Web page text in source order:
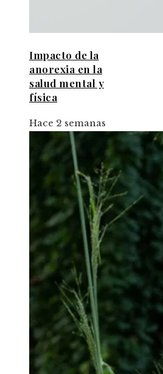
Impacto de la
anorexia en la
salud mental y
física
Hace 2 semanas